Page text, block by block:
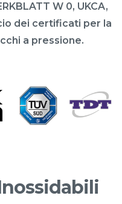
W 0, UKCA,
dei certificati per la
a pressione.